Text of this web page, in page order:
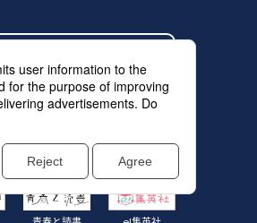
すばる 小説すばる